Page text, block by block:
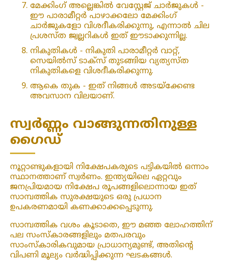
മേക്കിംഗ് അല്ലെങ്കിൽ വേസ്റ്റേജ് ചാർജുകൾ -
ഈ പാരാമീറ്റർ പാഴാക്കലോ മേക്കിംഗ്
ചാർജുകളോ വിശദീകരിക്കുന്നു, എന്നാൽ ചില
പ്രശസ്ത ജ്വല്ലറികൾ ഇത് ഈടാക്കുന്നില്ല.
നികുതികൾ - നികുതി പാരാമീറ്റർ വാറ്റ്,
സെയിൽസ് ടാക്സ് തുടങ്ങിയ വ്യത്യസ്ത
നികുതികളെ വിശദീകരിക്കുന്നു.
ആകെ തുക - ഇത് നിങ്ങൾ അടയ്‌ക്കേണ്ട
അവസാന വിലയാണ്.
സ്വർണ്ണം വാങ്ങുന്നതിനുള്ള
ഗൈഡ്
നൂറ്റാണ്ടുകളായി നിക്ഷേപകരുടെ പട്ടികയിൽ ഒന്നാം
സ്ഥാനത്താണ് സ്വർണം. ഇന്ത്യയിലെ ഏറ്റവും
ജനപ്രിയമായ നിക്ഷേപ രൂപങ്ങളിലൊന്നായ ഇത്
സാമ്പത്തിക സുരക്ഷയുടെ ഒരു പ്രധാന
ഉപകരണമായി കണക്കാക്കപ്പെടുന്നു.
സാമ്പത്തിക വശം കൂടാതെ, ഈ മഞ്ഞ ലോഹത്തിന്
പല സംസ്കാരങ്ങളിലും മതപരവും
സാംസ്കാരികവുമായ പ്രാധാന്യമുണ്ട്, അതിന്റെ
വിപണി മൂല്യം വർദ്ധിപ്പിക്കുന്ന ഘടകങ്ങൾ.